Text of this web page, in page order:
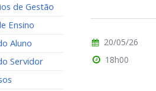
de Gestão
Ensino
Aluno
Servidor
20/05/26
18h00